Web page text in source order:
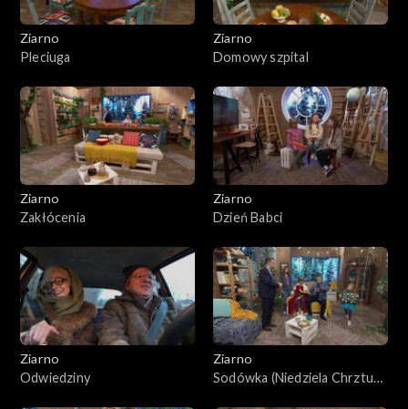
Ziarno
Pleciuga
Ziarno
Domowy szpital
Ziarno
Zakłócenia
Ziarno
Dzień Babci
Ziarno
Odwiedziny
Ziarno
Sodówka (Niedziela Chrztu